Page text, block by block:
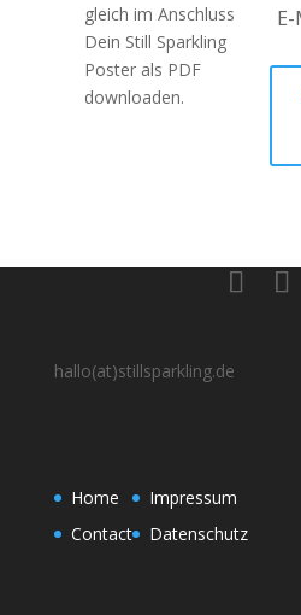
gleich im Anschluss
Dein Still Sparkling
Poster als PDF
downloaden.
hallo(at)stillsparkling.de
Home
Contact
Impressum
Datenschutz